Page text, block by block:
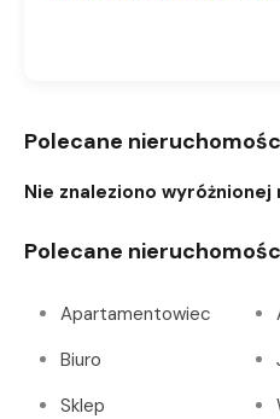
Polecane
Nie znaleziono wyróżnionej
Polecane
Apartamentowiec
Biuro
Sklep